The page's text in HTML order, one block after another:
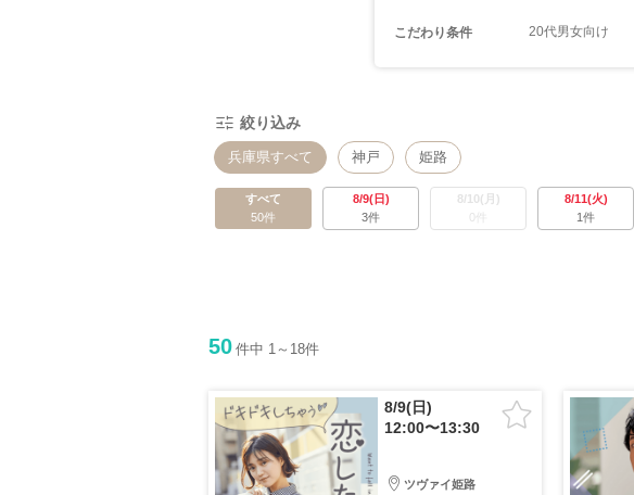
こだわり条件 20代男女向け
絞り込み
兵庫県すべて 神戸 姫路
すべて
50件
8/9(日)
3件
8/10(月)
0件
8/11(火)
1件
50 件中 1～18件
8/9(日)
12:00〜13:30
ツヴァイ姫路